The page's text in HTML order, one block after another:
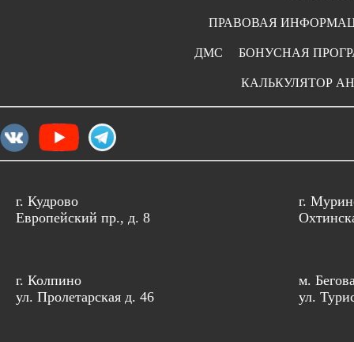
ПРАВОВАЯ
БОНУСНАЯ
ДМС
КАЛЬКУЛЯТОР
г. Кудрово
Европейский пр., д. 8
г.
г. Колпино
ул. Пролетарская д. 46
м.
ул.